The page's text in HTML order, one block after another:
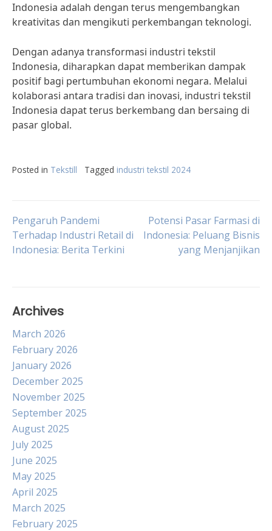
Indonesia adalah dengan terus mengembangkan
kreativitas dan mengikuti perkembangan teknologi.
Dengan adanya transformasi industri tekstil
Indonesia, diharapkan dapat memberikan dampak
positif bagi pertumbuhan ekonomi negara. Melalui
kolaborasi antara tradisi dan inovasi, industri tekstil
Indonesia dapat terus berkembang dan bersaing di
pasar global.
Posted in Tekstill Tagged industri tekstil 2024
Post
navigation
Pengaruh Pandemi
Terhadap Industri Retail di
Indonesia: Berita Terkini
Potensi Pasar Farmasi di
Indonesia: Peluang Bisnis
yang Menjanjikan
Archives
March 2026
February 2026
January 2026
December 2025
November 2025
September 2025
August 2025
July 2025
June 2025
May 2025
April 2025
March 2025
February 2025